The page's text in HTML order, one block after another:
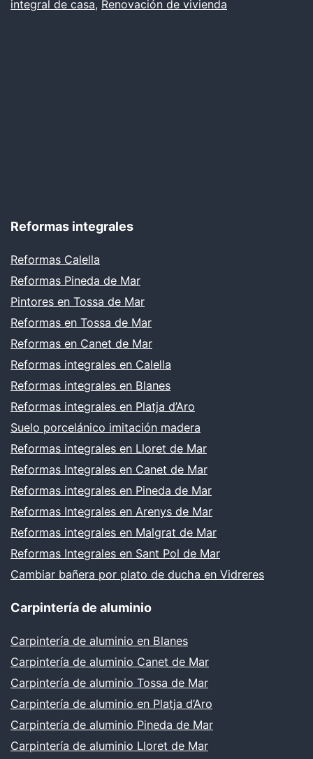
integral de casa, Renovación de vivienda
Reformas integrales
Reformas Calella
Reformas Pineda de Mar
Pintores en Tossa de Mar
Reformas en Tossa de Mar
Reformas en Canet de Mar
Reformas integrales en Calella
Reformas integrales en Blanes
Reformas integrales en Platja d’Aro
Suelo porcelánico imitación madera
Reformas integrales en Lloret de Mar
Reformas Integrales en Canet de Mar
Reformas integrales en Pineda de Mar
Reformas Integrales en Arenys de Mar
Reformas integrales en Malgrat de Mar
Reformas Integrales en Sant Pol de Mar
Cambiar bañera por plato de ducha en Vidreres
Carpintería de aluminio
Carpintería de aluminio en Blanes
Carpintería de aluminio Canet de Mar
Carpintería de aluminio Tossa de Mar
Carpintería de aluminio en Platja d’Aro
Carpintería de aluminio Pineda de Mar
Carpintería de aluminio Lloret de Mar